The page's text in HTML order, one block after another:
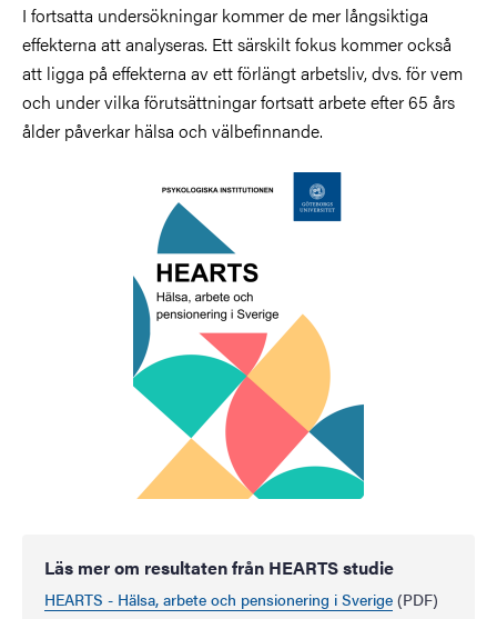
I fortsatta undersökningar kommer de mer långsiktiga
effekterna att analyseras. Ett särskilt fokus kommer också
att ligga på effekterna av ett förlängt arbetsliv, dvs. för vem
och under vilka förutsättningar fortsatt arbete efter 65 års
ålder påverkar hälsa och välbefinnande.
Läs mer om resultaten från HEARTS studie
HEARTS - Hälsa, arbete och pensionering i Sverige (PDF)